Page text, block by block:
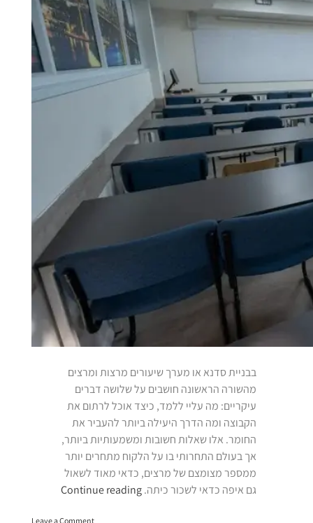
בבניית סדנא או מערך שיעורים מרצות ומרצים
מהשורה הראשונה חושבים על שלושה דברים
עיקריים: מה עליי ללמד, כיצד אוכל לרתום את
הקבוצה ומה הדרך היעילה ביותר להעביר את
החומר. אלו שאלות חשובות ומשמעותיות ביותר,
אך בעולם התחרותי בו על הלקוח מתחרים יותר
ממספר מצומצם של מרצים, כדאי מאוד לשאול
גם איפה כדאי לשכור כיתה. Continue reading“איפה
Leave a Commenton